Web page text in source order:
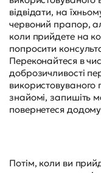
відвідати, на
червоний прапор,
коли прийдете на
попросити
Переконайтеся в
доброзичливості
знайомі, запишіть
повернетеся
Потім, коли ви